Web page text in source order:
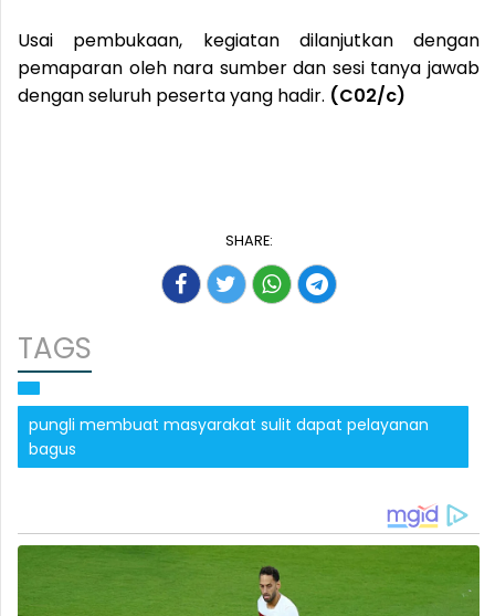
Usai pembukaan, kegiatan dilanjutkan dengan
pemaparan oleh nara sumber dan sesi tanya jawab
dengan seluruh peserta yang hadir. (C02/c)
SHARE:
TAGS
pungli membuat masyarakat sulit dapat pelayanan
bagus